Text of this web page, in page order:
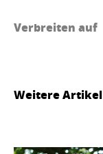
Verbreiten auf
Weitere Artikel